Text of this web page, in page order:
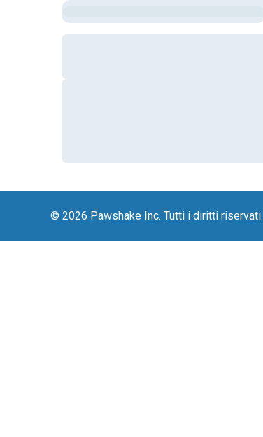
© 2026 Pawshake Inc. Tutti i diritti riservati.